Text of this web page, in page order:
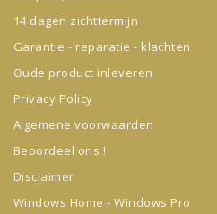
14 dagen zichttermijn
Garantie - reparatie - klachten
Oude product inleveren
Privacy Policy
Algemene voorwaarden
Beoordeel ons !
Disclaimer
Windows Home - Windows Pro